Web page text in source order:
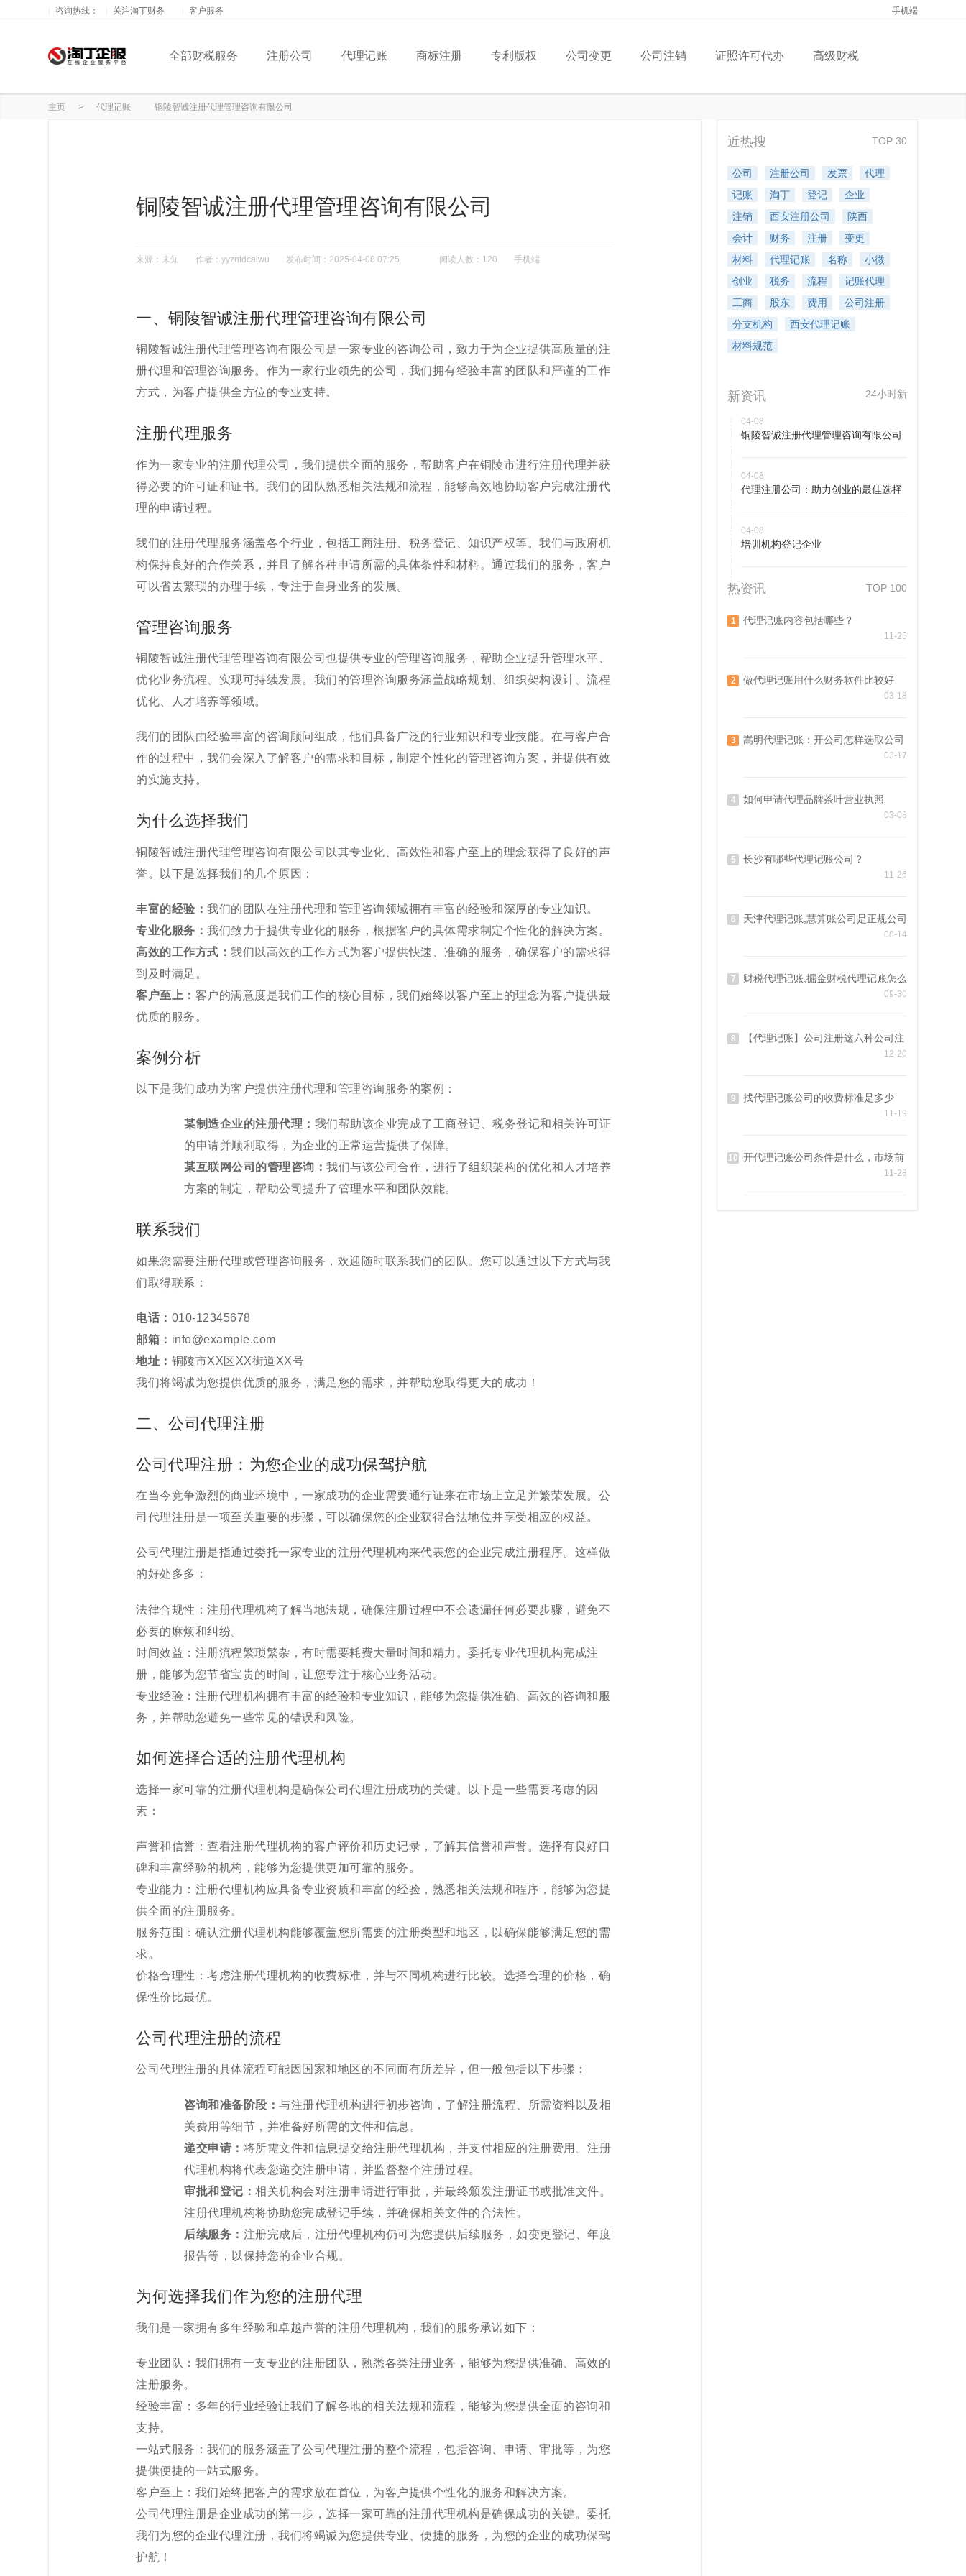
咨询热线： 关注淘丁财务 客户服务 手机端
全部财税服务 注册公司 代理记账 商标注册 专利版权 公司变更 公司注销 证照许可代办 高级财税
主页 > 代理记账 铜陵智诚注册代理管理咨询有限公司
铜陵智诚注册代理管理咨询有限公司
来源：未知 作者：yyzntdcaiwu 发布时间： 2025-04-08 07:25 阅读人数：120 手机端
一、铜陵智诚注册代理管理咨询有限公司
铜陵智诚注册代理管理咨询有限公司是一家专业的咨询公司，致力于为企业提供高质量的注
册代理和管理咨询服务。作为一家行业领先的公司，我们拥有经验丰富的团队和严谨的工作
方式，为客户提供全方位的专业支持。
注册代理服务
作为一家专业的注册代理公司，我们提供全面的服务，帮助客户在铜陵市进行注册代理并获
得必要的许可证和证书。我们的团队熟悉相关法规和流程，能够高效地协助客户完成注册代
理的申请过程。
我们的注册代理服务涵盖各个行业，包括工商注册、税务登记、知识产权等。我们与政府机
构保持良好的合作关系，并且了解各种申请所需的具体条件和材料。通过我们的服务，客户
可以省去繁琐的办理手续，专注于自身业务的发展。
管理咨询服务
铜陵智诚注册代理管理咨询有限公司也提供专业的管理咨询服务，帮助企业提升管理水平、
优化业务流程、实现可持续发展。我们的管理咨询服务涵盖战略规划、组织架构设计、流程
优化、人才培养等领域。
我们的团队由经验丰富的咨询顾问组成，他们具备广泛的行业知识和专业技能。在与客户合
作的过程中，我们会深入了解客户的需求和目标，制定个性化的管理咨询方案，并提供有效
的实施支持。
为什么选择我们
铜陵智诚注册代理管理咨询有限公司以其专业化、高效性和客户至上的理念获得了良好的声
誉。以下是选择我们的几个原因：
丰富的经验： 我们的团队在注册代理和管理咨询领域拥有丰富的经验和深厚的专业知识。
专业化服务： 我们致力于提供专业化的服务，根据客户的具体需求制定个性化的解决方案。
高效的工作方式： 我们以高效的工作方式为客户提供快速、准确的服务，确保客户的需求得
到及时满足。
客户至上： 客户的满意度是我们工作的核心目标，我们始终以客户至上的理念为客户提供最
优质的服务。
案例分析
以下是我们成功为客户提供注册代理和管理咨询服务的案例：
某制造企业的注册代理： 我们帮助该企业完成了工商登记、税务登记和相关许可证
的申请并顺利取得，为企业的正常运营提供了保障。
某互联网公司的管理咨询：我们与该公司合作，进行了组织架构的优化和人才培养
方案的制定，帮助公司提升了管理水平和团队效能。
联系我们
如果您需要注册代理或管理咨询服务，欢迎随时联系我们的团队。您可以通过以下方式与我
们取得联系：
电话： 010-12345678
邮箱： info@example.com
地址： 铜陵市XX区XX街道XX号
我们将竭诚为您提供优质的服务，满足您的需求，并帮助您取得更大的成功！
二、公司代理注册
公司代理注册：为您企业的成功保驾护航
在当今竞争激烈的商业环境中，一家成功的企业需要通行证来在市场上立足并繁荣发展。公
司代理注册是一项至关重要的步骤，可以确保您的企业获得合法地位并享受相应的权益。
公司代理注册是指通过委托一家专业的注册代理机构来代表您的企业完成注册程序。这样做
的好处多多：
法律合规性：注册代理机构了解当地法规，确保注册过程中不会遗漏任何必要步骤，避免不
必要的麻烦和纠纷。
时间效益：注册流程繁琐繁杂，有时需要耗费大量时间和精力。委托专业代理机构完成注
册，能够为您节省宝贵的时间，让您专注于核心业务活动。
专业经验：注册代理机构拥有丰富的经验和专业知识，能够为您提供准确、高效的咨询和服
务，并帮助您避免一些常见的错误和风险。
如何选择合适的注册代理机构
选择一家可靠的注册代理机构是确保公司代理注册成功的关键。以下是一些需要考虑的因
素：
声誉和信誉：查看注册代理机构的客户评价和历史记录，了解其信誉和声誉。选择有良好口
碑和丰富经验的机构，能够为您提供更加可靠的服务。
专业能力：注册代理机构应具备专业资质和丰富的经验，熟悉相关法规和程序，能够为您提
供全面的注册服务。
服务范围：确认注册代理机构能够覆盖您所需要的注册类型和地区，以确保能够满足您的需
求。
价格合理性：考虑注册代理机构的收费标准，并与不同机构进行比较。选择合理的价格，确
保性价比最优。
公司代理注册的流程
公司代理注册的具体流程可能因国家和地区的不同而有所差异，但一般包括以下步骤：
咨询和准备阶段：与注册代理机构进行初步咨询，了解注册流程、所需资料以及相
关费用等细节，并准备好所需的文件和信息。
递交申请： 将所需文件和信息提交给注册代理机构，并支付相应的注册费用。注册
代理机构将代表您递交注册申请，并监督整个注册过程。
审批和登记：相关机构会对注册申请进行审批，并最终颁发注册证书或批准文件。
注册代理机构将协助您完成登记手续，并确保相关文件的合法性。
后续服务： 注册完成后，注册代理机构仍可为您提供后续服务，如变更登记、年度
报告等，以保持您的企业合规。
为何选择我们作为您的注册代理
我们是一家拥有多年经验和卓越声誉的注册代理机构，我们的服务承诺如下：
专业团队：我们拥有一支专业的注册团队，熟悉各类注册业务，能够为您提供准确、高效的
注册服务。
经验丰富：多年的行业经验让我们了解各地的相关法规和流程，能够为您提供全面的咨询和
支持。
一站式服务：我们的服务涵盖了公司代理注册的整个流程，包括咨询、申请、审批等，为您
提供便捷的一站式服务。
客户至上：我们始终把客户的需求放在首位，为客户提供个性化的服务和解决方案。
公司代理注册是企业成功的第一步，选择一家可靠的注册代理机构是确保成功的关键。委托
我们为您的企业代理注册，我们将竭诚为您提供专业、便捷的服务，为您的企业的成功保驾
护航！
近热搜 TOP 30
公司 注册公司 发票
代理
记账
淘丁 登记
企业
注销
西安注册公司
陕西
会计
财务 注册
变更
材料
代理记账 名称
小微
创业
税务 流程
记账代理
工商
股东 费用
公司注册
分支机构
西安代理记账
材料规范
新资讯 24小时新
04-08
铜陵智诚注册代理管理咨询有限公司
04-08
代理注册公司：助力创业的最佳选择
04-08
培训机构登记企业
热资讯 TOP 100
1 代理记账内容包括哪些？
11-25
2 做代理记账用什么财务软件比较好
03-18
3 嵩明代理记账：开公司怎样选取公司
03-17
4 如何申请代理品牌茶叶营业执照
03-08
5 长沙有哪些代理记账公司？
11-26
6 天津代理记账,慧算账公司是正规公司
08-14
7 财税代理记账,掘金财税代理记账怎么
09-30
8 【代理记账】公司注册这六种公司注
12-20
9 找代理记账公司的收费标准是多少
11-19
10 开代理记账公司条件是什么，市场前
11-28